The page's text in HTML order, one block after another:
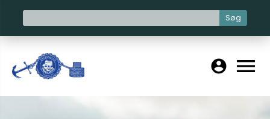
Søg
account_circle menu